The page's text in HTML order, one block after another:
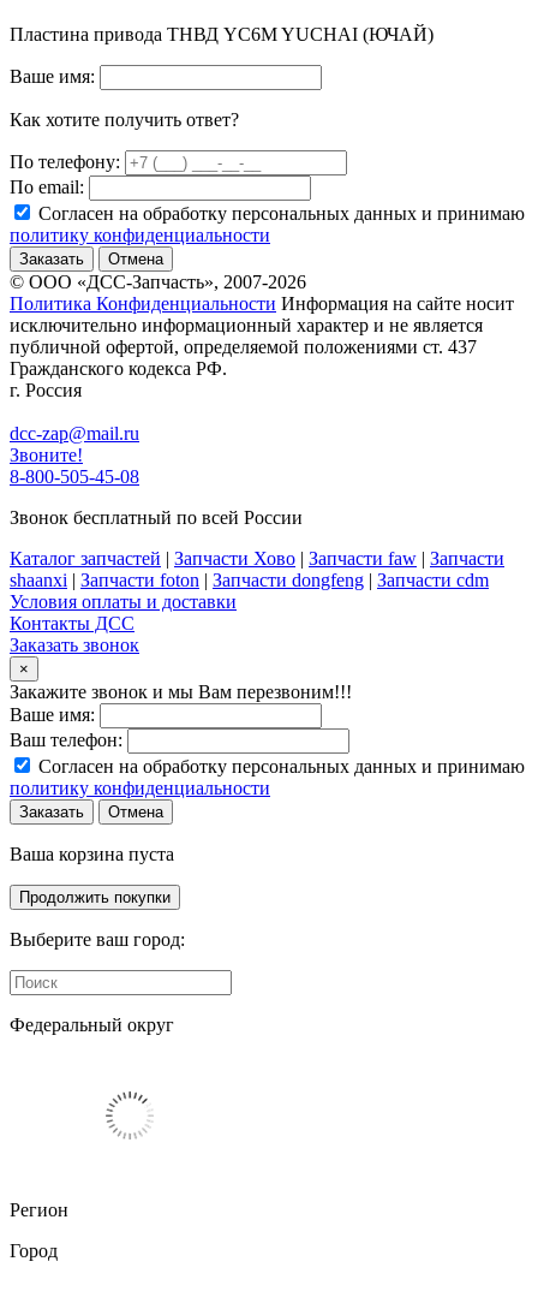
Пластина привода ТНВД YC6M YUCHAI (ЮЧАЙ)
Ваше имя:
Как хотите получить ответ?
По телефону:
По email:
Согласен на обработку персональных данных и принимаю
политику конфиденциальности
Заказать Отмена
© ООО «ДСС-Запчасть», 2007-2026
Политика Конфиденциальности Информация на сайте носит
исключительно информационный характер и не является
публичной офертой, определяемой положениями ст. 437
Гражданского кодекса РФ.
г. Россия
dcc-zap@mail.ru
Звоните!
8-800-505-45-08
Звонок бесплатный по всей России
Каталог запчастей | Запчасти Хово | Запчасти faw | Запчасти
shaanxi | Запчасти foton | Запчасти dongfeng | Запчасти cdm
Условия оплаты и доставки
Контакты ДСС
Заказать звонок
×
Закажите звонок и мы Вам перезвоним!!!
Ваше имя:
Ваш телефон:
Согласен на обработку персональных данных и принимаю
политику конфиденциальности
Заказать Отмена
Ваша корзина пуста
Продолжить покупки
Выберите ваш город:
Федеральный округ
Регион
Город